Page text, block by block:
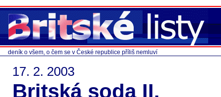
deník o všem, o čem se v České republice příliš nemluví
17. 2. 2003
Britská soda II.